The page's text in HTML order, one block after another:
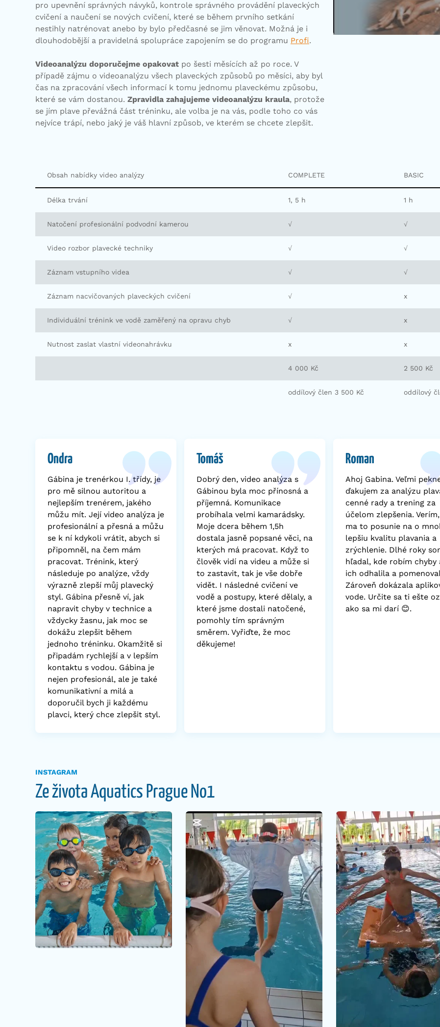
pro upevnění správných návyků, kontrole správného provádění plaveckých
cvičení a naučení se nových cvičení, které se během prvního setkání
nestihly natrénovat anebo by bylo předčasné se jim věnovat. Možná je i
dlouhodobější a pravidelná spolupráce zapojením se do programu Profi.
Videoanalýzu doporučejme opakovat po šesti měsících až po roce. V
případě zájmu o videoanalýzu všech plaveckých způsobů po měsíci, aby byl
čas na zpracování všech informací k tomu jednomu plaveckému způsobu,
které se vám dostanou. Zpravidla zahajujeme videoanalýzu kraula, protože
se jím plave převážná část tréninku, ale volba je na vás, podle toho co vás
nejvíce trápí, nebo jaký je váš hlavní způsob, ve kterém se chcete zlepšit.
Obsah nabídky video analýzy COMPLETE BASIC
Délka trvání 1, 5 h 1 h
Natočení profesionální podvodní kamerou √ √
Video rozbor plavecké techniky √ √
Záznam vstupního videa √ √
Záznam nacvičovaných plaveckých cvičení √ x
Individuální trénink ve vodě zaměřený na opravu chyb √ x
Nutnost zaslat vlastní videonahrávku x x
4 000 Kč 2 500 Kč
oddílový člen 3 500 Kč oddílový
Ondra
Gábina je trenérkou I. třídy, je
pro mě silnou autoritou a
nejlepším trenérem, jakého
můžu mít. Její video analýza je
profesionální a přesná a můžu
se k ní kdykoli vrátit, abych si
připomněl, na čem mám
pracovat. Trénink, který
následuje po analýze, vždy
výrazně zlepší můj plavecký
styl. Gábina přesně ví, jak
napravit chyby v technice a
vždycky žasnu, jak moc se
dokážu zlepšit během
jednoho tréninku. Okamžitě si
připadám rychlejší a v lepším
kontaktu s vodou. Gábina je
nejen profesionál, ale je také
komunikativní a milá a
doporučil bych ji každému
plavci, který chce zlepšit styl.
Tomáš
Dobrý den, video analýza s
Gábinou byla moc přínosná a
příjemná. Komunikace
probíhala velmi kamarádsky.
Moje dcera během 1,5h
dostala jasně popsané věci, na
kterých má pracovat. Když to
člověk vidí na videu a může si
to zastavit, tak je vše dobře
vidět. I následné cvičení ve
vodě a postupy, které dělaly, a
které jsme dostali natočené,
pomohly tím správným
směrem. Vyřiďte, že moc
děkujeme!
Roman
Ahoj Gabina. Veľmi
ďakujem za analýzu
cenné rady a trening za
účelom zlepšenia.
ma to posunie na o
lepšiu kvalitu plavania a
zrýchlenie. Dlhé roky
hľadal, kde robím chyby
ich odhalila a
Zároveň dokázala
vode. Určite sa ti ešte
ako sa mi darí 😊.
INSTAGRAM
Ze života Aquatics Prague No1